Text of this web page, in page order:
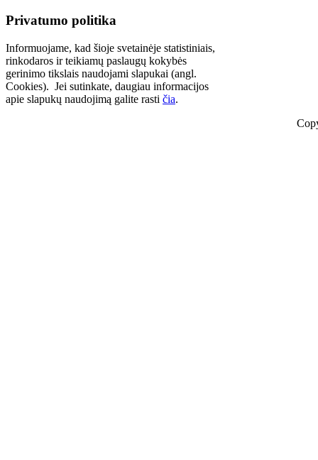
Privatumo politika
Informuojame, kad šioje svetainėje statistiniais,
rinkodaros ir teikiamų paslaugų kokybės
gerinimo tikslais naudojami slapukai (angl.
Cookies). Jei sutinkate, daugiau informacijos
apie slapukų naudojimą galite rasti čia.